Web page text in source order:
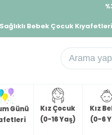
Bebek Çocuk Kıyafetleri
Günü
Kız Çocuk
(0-16 Yaş)
Kız
(0-6